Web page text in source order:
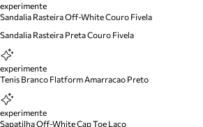
experimente
Sandalia Rasteira Off-White Couro Fivela
Sandalia Rasteira Preta Couro Fivela
experimente
Tenis Branco Flatform Amarracao Preto
experimente
Sapatilha Off-White Cap Toe Laco